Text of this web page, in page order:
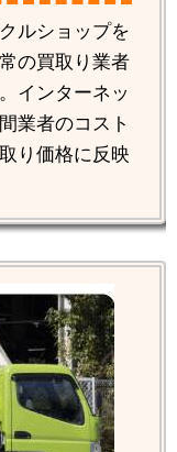
ルショップを
の買取り業者
インターネッ
業者のコスト
り価格に反映